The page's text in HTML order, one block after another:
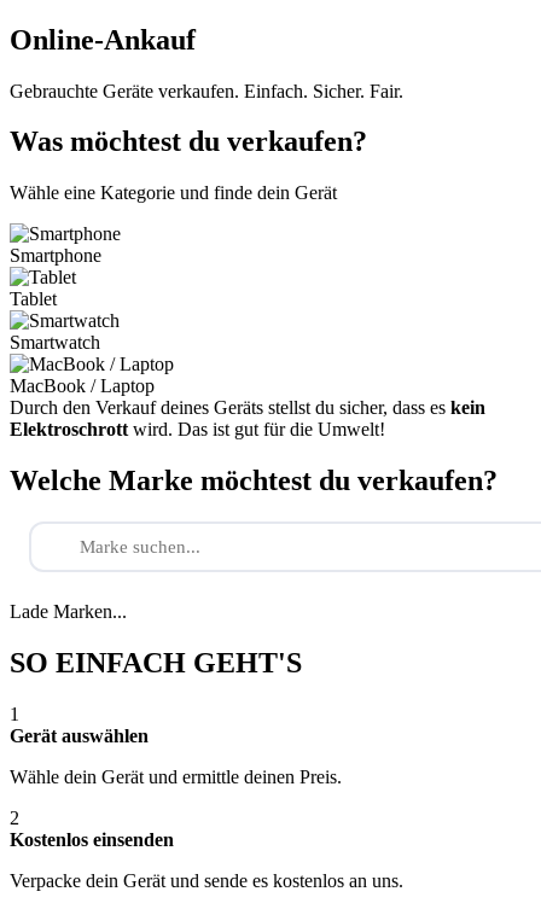
Online-Ankauf
Gebrauchte Geräte verkaufen. Einfach. Sicher. Fair.
Was möchtest du verkaufen?
Wähle eine Kategorie und finde dein Gerät
Smartphone
Tablet
Smartwatch
MacBook / Laptop
Durch den Verkauf deines Geräts stellst du sicher, dass es kein
Elektroschrott wird. Das ist gut für die Umwelt!
Welche Marke möchtest du verkaufen?
Lade Marken...
SO EINFACH GEHT'S
1
Gerät auswählen
Wähle dein Gerät und ermittle deinen Preis.
2
Kostenlos einsenden
Verpacke dein Gerät und sende es kostenlos an uns.